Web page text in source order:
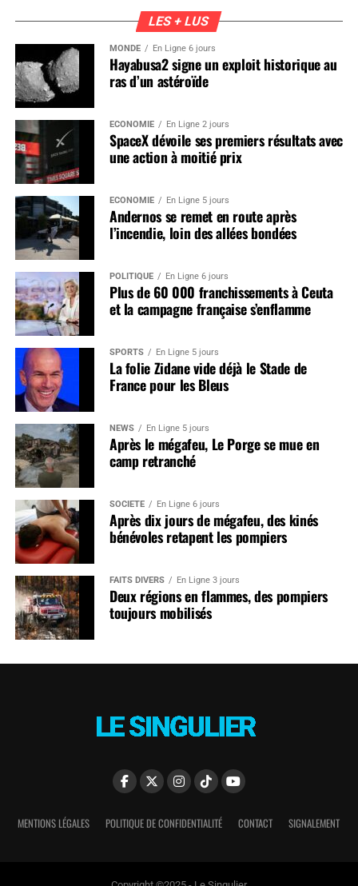
LES + LUS
MONDE En Ligne 6 jours
Hayabusa2 signe un exploit historique au
ras d’un astéroïde
ÉCONOMIE En Ligne 2 jours
SpaceX dévoile ses premiers résultats avec
une action à moitié prix
ÉCONOMIE En Ligne 5 jours
Andernos se remet en route après
l’incendie, loin des allées bondées
POLITIQUE En Ligne 6 jours
Plus de 60 000 franchissements à Ceuta
et la campagne française s’enflamme
SPORTS En Ligne 5 jours
La folie Zidane vide déjà le Stade de
France pour les Bleus
NEWS En Ligne 5 jours
Après le mégafeu, Le Porge se mue en
camp retranché
SOCIÉTÉ En Ligne 6 jours
Après dix jours de mégafeu, des kinés
bénévoles retapent les pompiers
FAITS DIVERS En Ligne 3 jours
Deux régions en flammes, des pompiers
toujours mobilisés
MENTIONS LÉGALES POLITIQUE DE CONFIDENTIALITÉ CONTACT SIGNALEMENT